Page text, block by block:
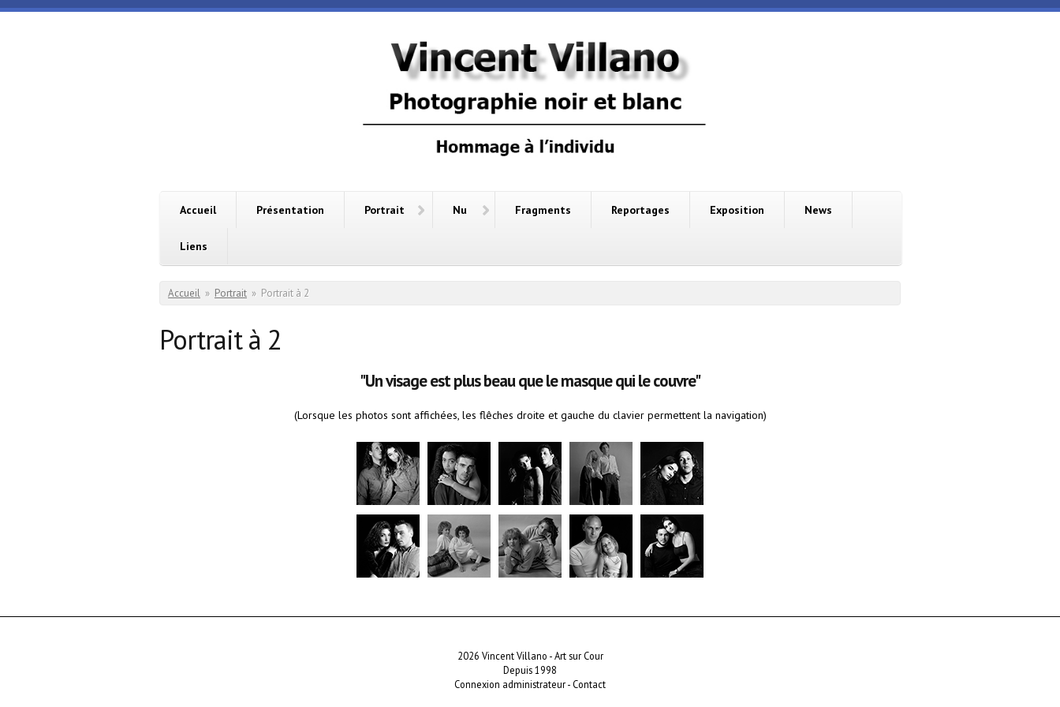
Aller au contenu principal
Cour
Accueil Présentation Portrait Nu Fragments Reportages Exposition News
Liens
Vous êtes ici
Accueil » Portrait » Portrait à 2
Portrait à 2
"Un visage est plus beau que le masque qui le couvre"
(Lorsque les photos sont affichées, les flêches droite et gauche du clavier permettent la navigation)
2026 Vincent Villano - Art sur Cour
Depuis 1998
Connexion administrateur- Contact